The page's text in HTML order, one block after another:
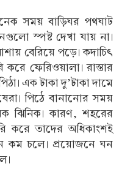
সময় বাড়িঘর পথঘাট
স্পষ্ট দেখা যায় না।
বেরিয়ে পড়ে। কদাচিৎ
ফেরিওয়ালা। রাস্তার
এক টাকা দু’টাকা দামে
পিঠে বানানোর সময়
ঝিনিক। কারণ, শহরের
করে তাদের অধিকাংশই
কম চলে। প্রয়োজনে ঘন